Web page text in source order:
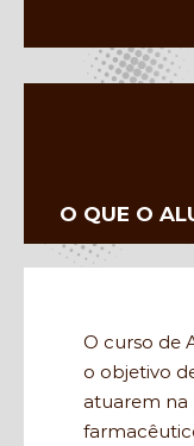
O QUE O
O curso de
o objetivo
atuarem na